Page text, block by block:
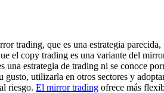
trading, que es una estrategia
el copy trading es una variante del
estrategia de trading ni se conoce
utilizarla en otros sectores y
riesgo. El mirror trading ofrece más